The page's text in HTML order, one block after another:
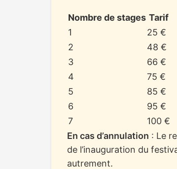
Nombre de stages Tarif
1
25 €
2
48 €
3
66 €
4
75 €
5
85 €
6
95 €
7
100 €
En cas d’annulation : Le
de l’inauguration du
autrement.